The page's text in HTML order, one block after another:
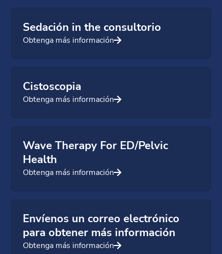
Sedación in the consultorio
Obtenga más información
Cistoscopia
Obtenga más información
Wave Therapy For ED/Pelvic
Health
Obtenga más información
Envíenos un correo electrónico
para obtener más información
Obtenga más información